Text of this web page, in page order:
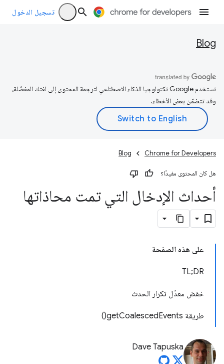
تسجيل الدخول
Blog
تستخدم Google تكنولوجيا الذكاء الاصطناعي لترجمة المحتوى إلى لغتك المفضّلة،
وقد تتضمّن بعض الأخطاء.
Chrome for Developers
Blog
هل كان المحتوى مفيدًا؟
أحداث الإدخال التي تمت محاذاتها
على هذه الصفحة
TL;DR
خفض معدّل تكرار الحدث
طريقة getCoalescedEvents()
Dave Tapuska